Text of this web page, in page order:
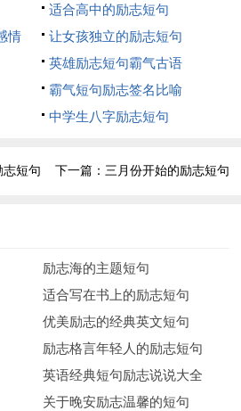
投机取巧的幻想。]
人。
功的秘诀：多一点点！
点自律、多一点决心、多一点反
践、多一点疯狂，多一点点就能创造
适合高中的励志短句
情
让女孩独立的励志短句
英雄励志短句霸气古语
霸气短句励志签名比喻
中学生八字励志短句
志短句 下一篇： 三月份开始的励志短句
励志海的主题短句
适合写在书上的励志短句
优美励志的经典英文短句
励志格言年轻人的励志短句
英语经典短句励志说说大全
关于晚安励志温馨的短句